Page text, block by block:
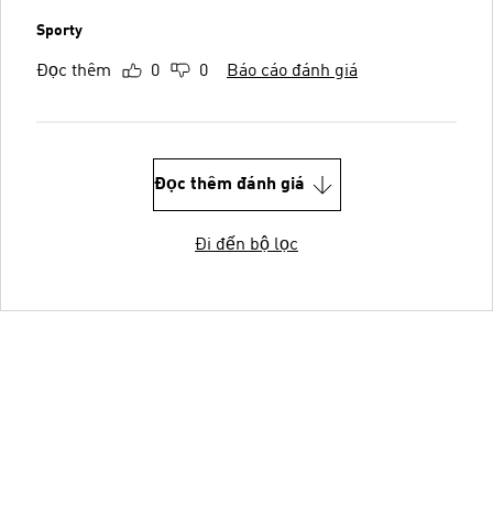
Sporty
Đọc thêm 0 0 Báo cáo đánh giá
Đọc thêm đánh giá
Đi đến bộ lọc